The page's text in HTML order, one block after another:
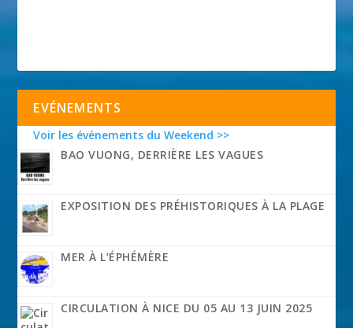
EVÉNEMENTS
Voir les événements du Weekend >>
BAO VUONG, DERRIÈRE LES VAGUES
EXPOSITION DES PRÉHISTORIQUES À LA PLAGE
MER À L’ÉPHÉMÈRE
CIRCULATION À NICE DU 05 AU 13 JUIN 2025